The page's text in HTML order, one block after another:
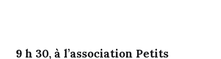
9 h 30, à l’association Petits